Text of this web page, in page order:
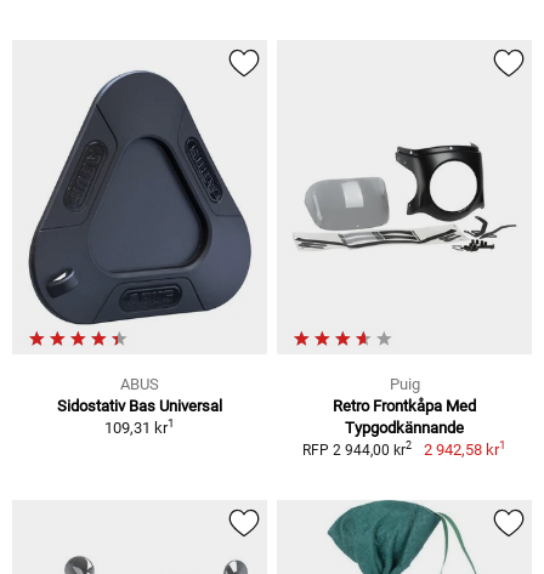
ABUS
Sidostativ Bas Universal
109,31 kr1
Puig
Retro Frontkåpa Med
Typgodkännande
RFP 2 944,00 kr2 2 942,58 kr1